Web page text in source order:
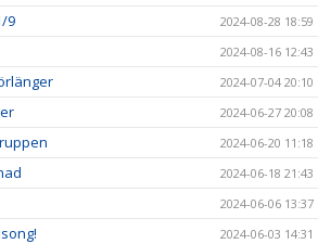
9 2024-08-28 18:59
2024-08-16 12:43
2024-07-04 20:10
2024-06-27 20:08
2024-06-20 11:18
2024-06-18 21:43
2024-06-06 13:37
2024-06-03 14:31